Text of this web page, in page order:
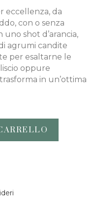
eccellenza, da
con o senza
uno shot d’arancia,
agrumi candite
per esaltarne le
oppure
in un’ottima